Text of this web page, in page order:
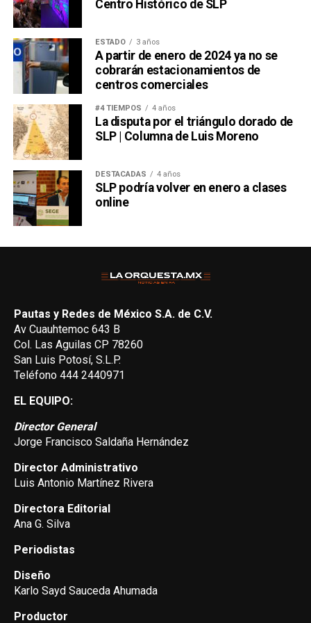
futbol, es que
ese peine hoy tiene la forma de un
boleto a la Final del domingo
También lee:
El Futbol Une al Mundo: Crónica de un Japón
vs Túnez
Centro Histórico de SLP
ESTADO 3 años
A partir de enero de 2024 ya no se
cobrarán estacionamientos de
centros comerciales
#4 TIEMPOS 4 años
La disputa por el triángulo dorado de
SLP | Columna de Luis Moreno
DESTACADAS 4 años
SLP podría volver en enero a clases
online
Pautas y Redes de México S.A. de C.V.
Av Cuauhtemoc 643 B
Col. Las Aguilas CP 78260
San Luis Potosí, S.L.P.
Teléfono 444 2440971
EL EQUIPO:
Director General
Jorge Francisco Saldaña Hernández
Director Administrativo
Luis Antonio Martínez Rivera
Directora Editorial
Ana G. Silva
Periodistas
Diseño
Karlo Sayd Sauceda Ahumada
Productor